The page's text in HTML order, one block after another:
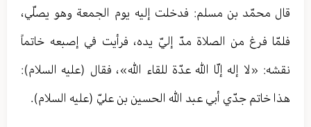
قال محمّد بن مسلم: فدخلت إليه يوم الجمعة وهو يصلّي،
فلمّا فرغ من الصلاة مدّ إليّ يده، فرأيت في إصبعه خاتماً
نقشه: «لا إله إلّا الله عدّة للقاء الله»، فقال (عليه السلام):
هذا خاتم جدّي أبي عبد الله الحسين بن عليّ (عليه السلام).